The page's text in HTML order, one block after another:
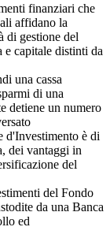
finanziari che
affidano la
di gestione del
capitale distinti da
una cassa
di una
detiene un numero
d'Investimento è di
dei vantaggi in
del
del Fondo
da una Banca
ed